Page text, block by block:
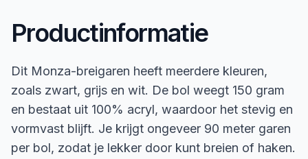
Productinformatie
Dit Monza-breigaren heeft meerdere kleuren,
zoals zwart, grijs en wit. De bol weegt 150 gram
en bestaat uit 100% acryl, waardoor het stevig en
vormvast blijft. Je krijgt ongeveer 90 meter garen
per bol, zodat je lekker door kunt breien of haken.